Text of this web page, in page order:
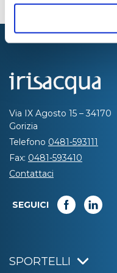
Via IX Agosto 15 – 34170
Gorizia
Telefono 0481-593111
Fax: 0481-593410
Contattaci
SEGUICI
SPORTELLI